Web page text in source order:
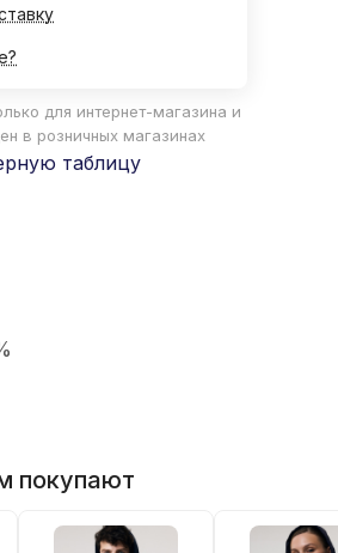
для интернет-магазина и
в розничных магазинах
таблицу
покупают